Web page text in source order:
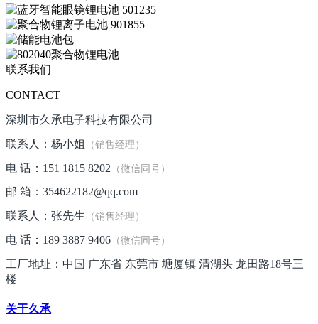
联系我们
CONTACT
深圳市久承电子科技有限公司
联系人：杨小姐
（销售经理）
电 话：151 1815 8202 （微信同号）
邮 箱：354622182@qq.com
联系人：张先生 （销售经理）
电 话：189 3887 9406 （微信同号）
工厂地址：中国 广东省 东莞市 塘厦镇 清湖头 龙田路18号三
楼
关于久承